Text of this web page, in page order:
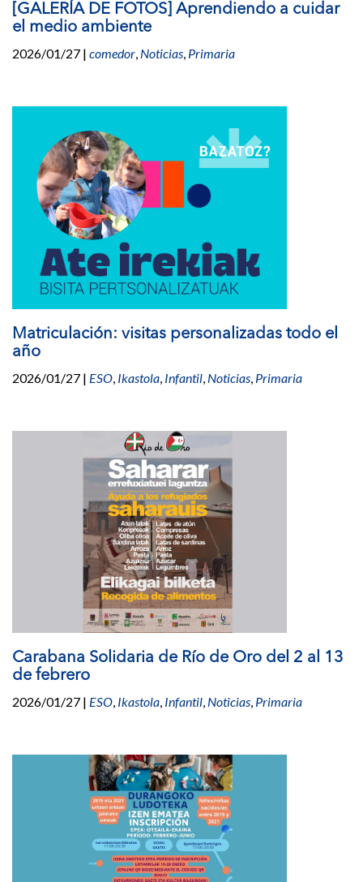
[GALERÍA DE FOTOS] Aprendiendo a cuidar
el medio ambiente
2026/01/27 | comedor, Noticias, Primaria
Matriculación: visitas personalizadas todo el
año
2026/01/27 | ESO Ikastola Infantil Noticias Primaria
Carabana Solidaria de Río de Oro del 2 al 13
de febrero
2026/01/27 | ESO, Ikastola, Infantil, Noticias, Primaria